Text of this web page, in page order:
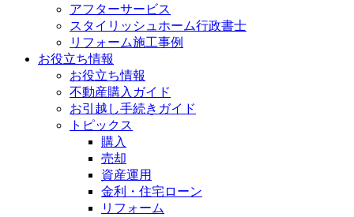
アフターサービス
スタイリッシュホーム行政書士
リフォーム施工事例
お役立ち情報
お役立ち情報
不動産購入ガイド
お引越し手続きガイド
トピックス
購入
売却
資産運用
金利・住宅ローン
リフォーム